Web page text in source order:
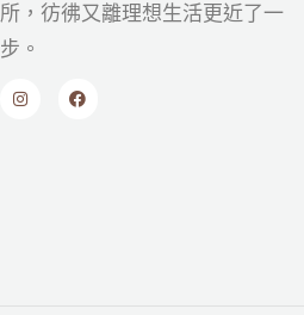
所，彷彿又離理想生活更近了一
步。